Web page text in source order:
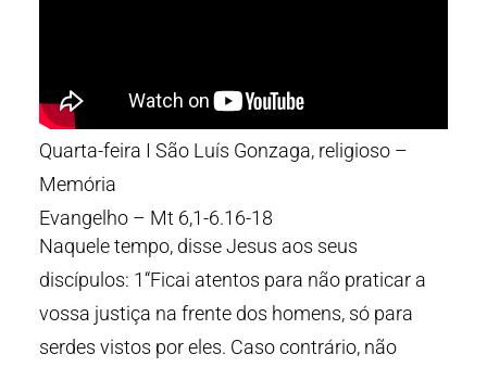
Quarta-feira I São Luís Gonzaga, religioso –
Memória
Evangelho – Mt 6,1-6.16-18
Naquele tempo, disse Jesus aos seus
discípulos: 1“Ficai atentos para não praticar a
vossa justiça na frente dos homens, só para
serdes vistos por eles. Caso contrário, não